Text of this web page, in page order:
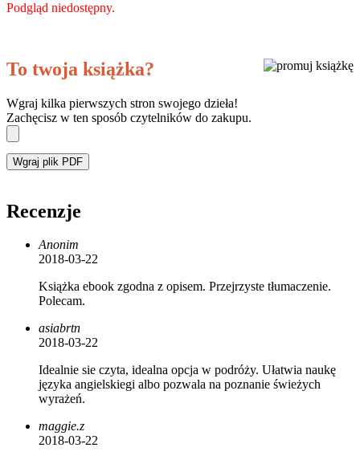
Podgląd niedostępny.
To twoja książka?
Wgraj kilka pierwszych stron swojego dzieła!
Zachęcisz w ten sposób czytelników do zakupu.
Wgraj plik PDF
Recenzje
Anonim
2018-03-22
Książka ebook zgodna z opisem. Przejrzyste tłumaczenie.
Polecam.
asiabrtn
2018-03-22
Idealnie sie czyta, idealna opcja w podróży. Ułatwia naukę
języka angielskiegi albo pozwala na poznanie świeżych
wyrażeń.
maggie.z
2018-03-22